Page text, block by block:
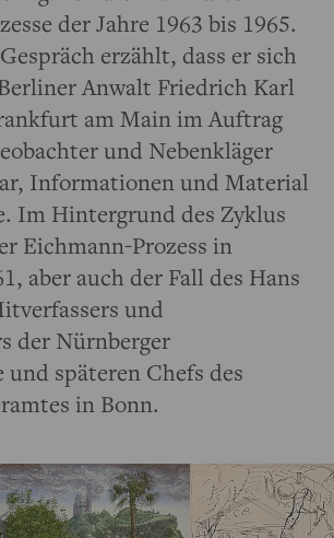
der Jahre 1963 bis 1965.
erzählt, dass er sich
Anwalt Friedrich Karl
am Main im Auftrag
und Nebenkläger
Informationen und Material
Im Hintergrund des Zyklus
Eichmann-Prozess in
aber auch der Fall des Hans
und
der Nürnberger
und späteren Chefs des
in Bonn.